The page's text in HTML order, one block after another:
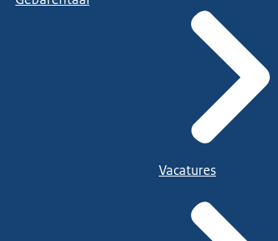
Vacatures